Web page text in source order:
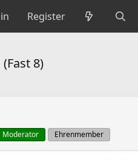
Register
8)
Moderator Ehrenmember